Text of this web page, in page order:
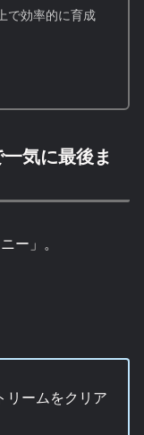
で効率的に育成
気に最後ま
ー」。
リームをクリア